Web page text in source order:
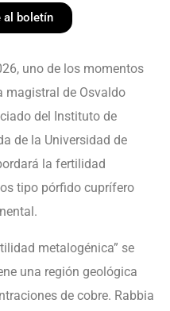
al boletín
uno de los momentos
magistral de Osvaldo
del Instituto de
de la Universidad de
la fertilidad
tipo pórfido cuprífero
metalogénica” se
una región geológica
de cobre. Rabbia